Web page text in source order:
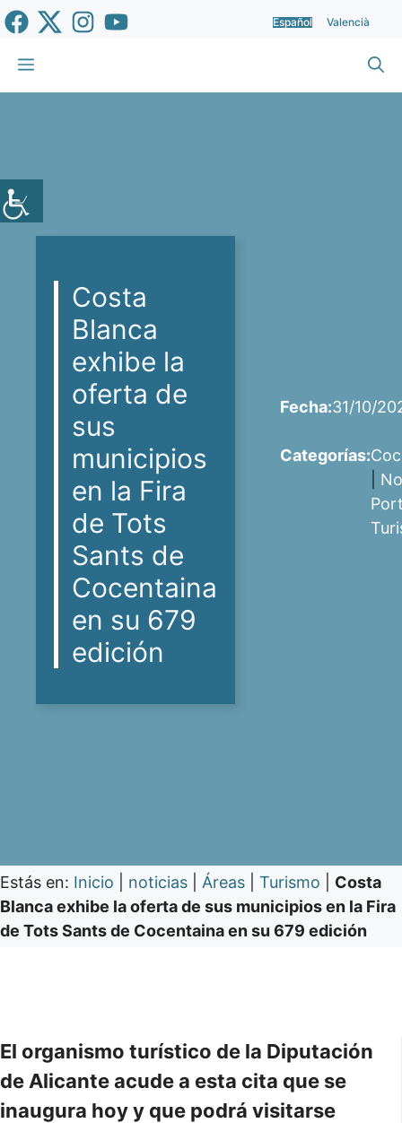
Saltar
al
contenido
Español Valencià
Menú
Costa
Blanca
exhibe la
oferta de
sus
municipios
en la Fira
de Tots
Sants de
Cocentaina
en su 679
edición
Fecha:31/10/
Categorías:
Estás en: Inicio noticias Áreas Turismo
Costa
Blanca exhibe la oferta de sus municipios en la Fira
de Tots Sants de Cocentaina en su 679 edición
El organismo turístico de la Diputación
de Alicante acude a esta cita que se
inaugura hoy y que podrá visitarse